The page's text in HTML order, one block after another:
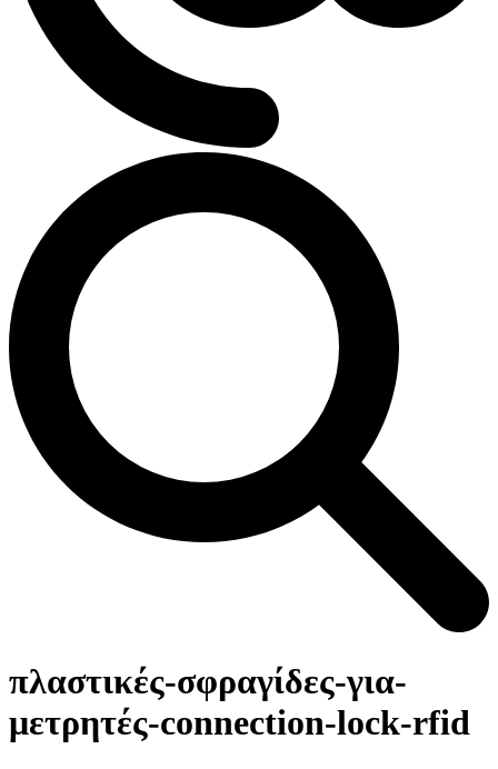
mobile
menu
mobile
menu
πλαστικές-σφραγίδες-για-
μετρητές-connection-lock-rfid